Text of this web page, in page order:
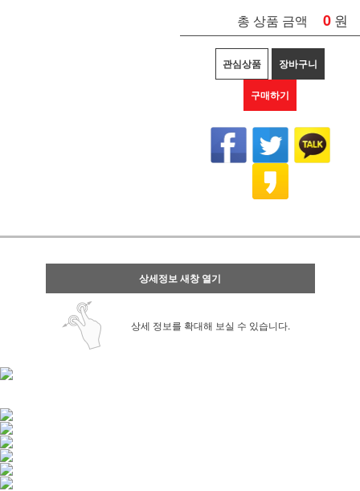
총 상품 금액 0 원
관심상품 장바구니
구매하기
상세정보 새창 열기
상세 정보를 확대해 보실 수 있습니다.